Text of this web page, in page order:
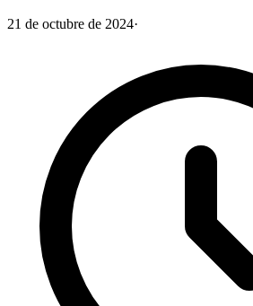
21 de octubre de 2024·